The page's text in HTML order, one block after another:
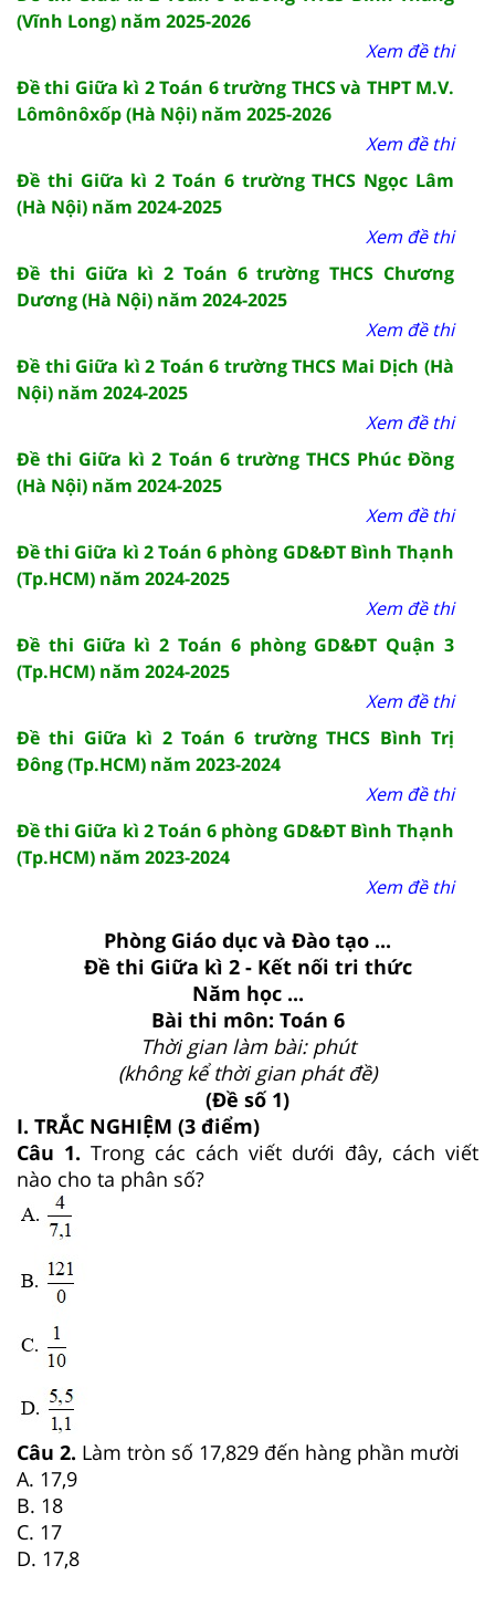
(Vĩnh Long) năm 2025-2026
Xem đề thi
Đề thi Giữa kì 2 Toán 6 trường THCS và THPT M.V.
Lômônôxốp (Hà Nội) năm 2025-2026
Xem đề thi
Đề thi Giữa kì 2 Toán 6 trường THCS Ngọc Lâm
(Hà Nội) năm 2024-2025
Xem đề thi
Đề thi Giữa kì 2 Toán 6 trường THCS Chương
Dương (Hà Nội) năm 2024-2025
Xem đề thi
Đề thi Giữa kì 2 Toán 6 trường THCS Mai Dịch (Hà
Nội) năm 2024-2025
Xem đề thi
Đề thi Giữa kì 2 Toán 6 trường THCS Phúc Đồng
(Hà Nội) năm 2024-2025
Xem đề thi
Đề thi Giữa kì 2 Toán 6 phòng GD&ĐT Bình Thạnh
(Tp.HCM) năm 2024-2025
Xem đề thi
Đề thi Giữa kì 2 Toán 6 phòng GD&ĐT Quận 3
(Tp.HCM) năm 2024-2025
Xem đề thi
Đề thi Giữa kì 2 Toán 6 trường THCS Bình Trị
Đông (Tp.HCM) năm 2023-2024
Xem đề thi
Đề thi Giữa kì 2 Toán 6 phòng GD&ĐT Bình Thạnh
(Tp.HCM) năm 2023-2024
Xem đề thi
Phòng Giáo dục và Đào tạo ...
Đề thi Giữa kì 2 - Kết nối tri thức
Năm học ...
Bài thi môn: Toán 6
Thời gian làm bài: phút
(không kể thời gian phát đề)
(Đề số 1)
I. TRẮC NGHIỆM (3 điểm)
Câu 1. Trong các cách viết dưới đây, cách viết
nào cho ta phân số?
Câu 2. Làm tròn số 17,829 đến hàng phần mười
A. 17,9
B. 18
C. 17
D. 17,8